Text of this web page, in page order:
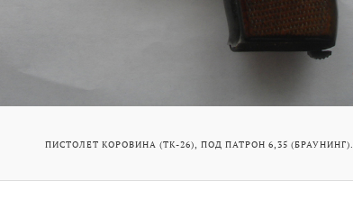
ПИСТОЛЕТ КОРОВИНА (ТК-26), ПОД ПАТРОН 6,35 (БРАУНИНГ).